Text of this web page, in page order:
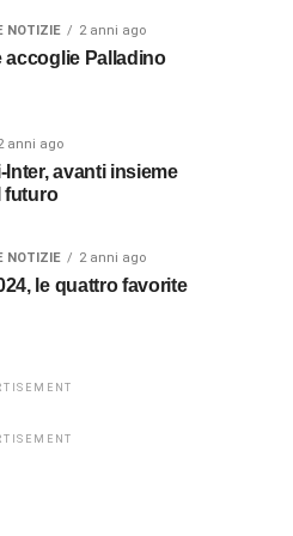
NOTIZIE 2 anni ago
accoglie Palladino
anni ago
Inter, avanti insieme
futuro
NOTIZIE 2 anni ago
le quattro favorite